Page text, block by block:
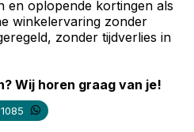
en oplopende kortingen als
winkelervaring zonder
zonder tijdverlies in
Wij horen graag van je!